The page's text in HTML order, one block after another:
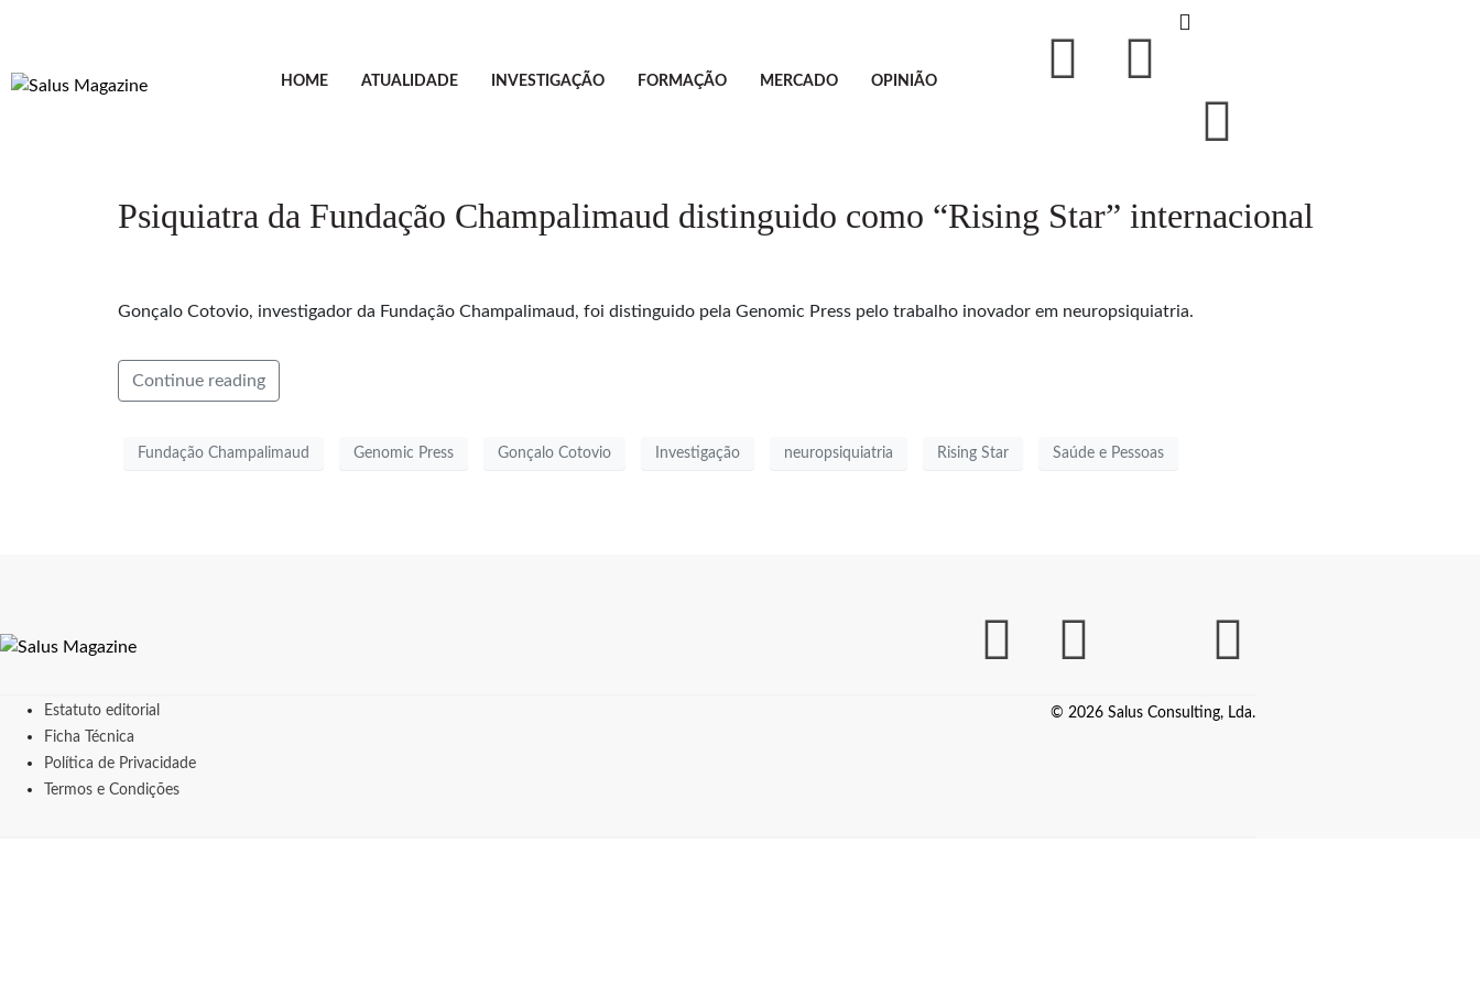
HOME ATUALIDADE INVESTIGAÇÃO FORMAÇÃO MERCADO OPINIÃO
Psiquiatra da Fundação Champalimaud distinguido como “Rising Star” internacional
Gonçalo Cotovio, investigador da Fundação Champalimaud, foi distinguido pela Genomic Press pelo trabalho inovador em neuropsiquiatria.
Continue reading
Fundação Champalimaud Genomic Press Gonçalo Cotovio Investigação neuropsiquiatria Rising Star Saúde e Pessoas
Estatuto editorial
Ficha Técnica
Política de Privacidade
Termos e Condições
© 2026 Salus Consulting, Lda.